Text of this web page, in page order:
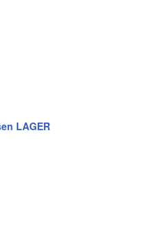
LAGER